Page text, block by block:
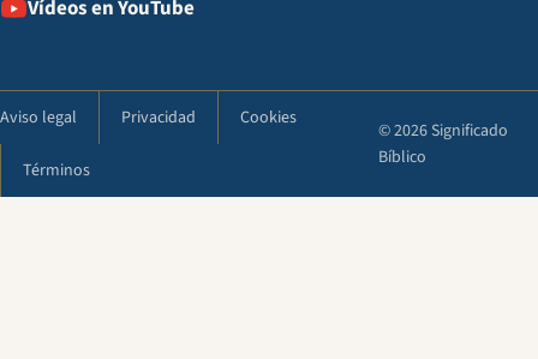
Vídeos en YouTube
Aviso legal Privacidad Cookies
Términos
© 2026 Significado
Bíblico